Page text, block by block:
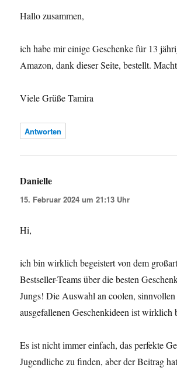
Hallo zusammen,
ich habe mir einige Geschenke für 13
Amazon, dank dieser Seite, bestellt.
Viele Grüße Tamira
Antworten
Danielle
15. Februar 2024 um 21:13 Uhr
Hi,
ich bin wirklich begeistert von dem
Bestseller-Teams über die besten
Jungs! Die Auswahl an coolen, sinnvollen
ausgefallenen Geschenkideen ist wirklich
Es ist nicht immer einfach, das perfekte
Jugendliche zu finden, aber der Beitrag